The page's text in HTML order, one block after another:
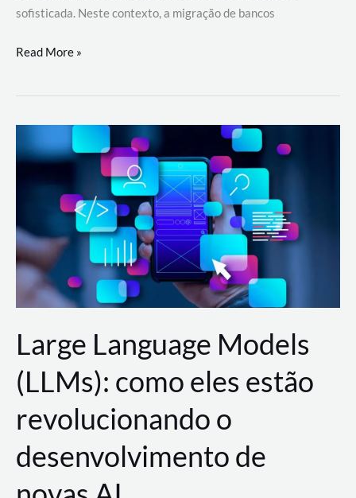
sofisticada. Neste contexto, a migração de bancos
Por
migrar
de
a
AWS?
Read More »
Large Language Models
(LLMs): como eles estão
revolucionando o
desenvolvimento de